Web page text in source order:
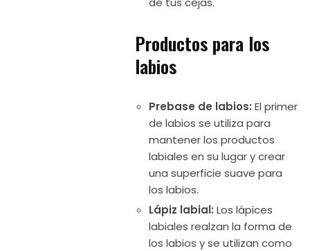
Productos para los
labios
Prebase de labios: El primer
de labios se utiliza para
mantener los productos
labiales en su lugar y crear
una superficie suave para
los labios.
Lápiz labial: Los lápices
labiales realzan la forma de
los labios y se utilizan como